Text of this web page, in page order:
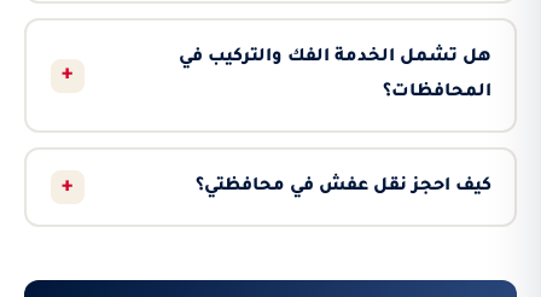
هل تشمل الخدمة الفك والتركيب في
المحافظات؟
+
كيف احجز نقل عفش في محافظتي؟ +